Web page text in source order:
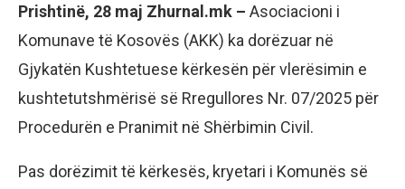
Prishtinë, 28 maj Zhurnal.mk – Asociacioni i
Komunave të Kosovës (AKK) ka dorëzuar në
Gjykatën Kushtetuese kërkesën për vlerësimin e
kushtetutshmërisë së Rregullores Nr. 07/2025 për
Procedurën e Pranimit në Shërbimin Civil.
Pas dorëzimit të kërkesës, kryetari i Komunës së